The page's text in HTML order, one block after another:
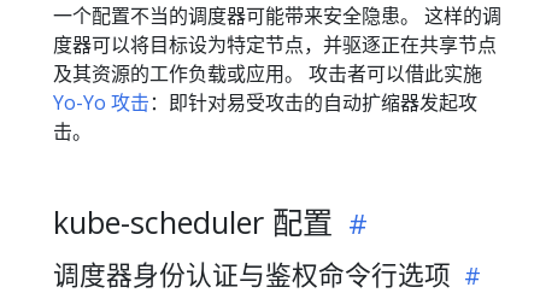
一个配置不当的调度器可能带来安全隐患。 这样的调
度器可以将目标设为特定节点，并驱逐正在共享节点
及其资源的工作负载或应用。 攻击者可以借此实施
Yo-Yo 攻击：即针对易受攻击的自动扩缩器发起攻
击。
kube-scheduler 配置
调度器身份认证与鉴权命令行选项